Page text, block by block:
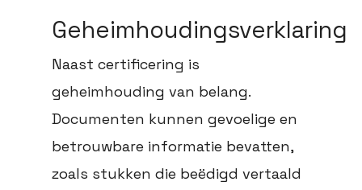
Geheimhoudingsverklaring
Naast certificering is
geheimhouding van belang.
Documenten kunnen gevoelige en
betrouwbare informatie bevatten,
zoals stukken die beëdigd vertaald